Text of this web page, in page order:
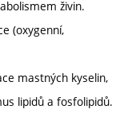
živin.
(oxygenní,
mastných kyselin,
lipidů a fosfolipidů.